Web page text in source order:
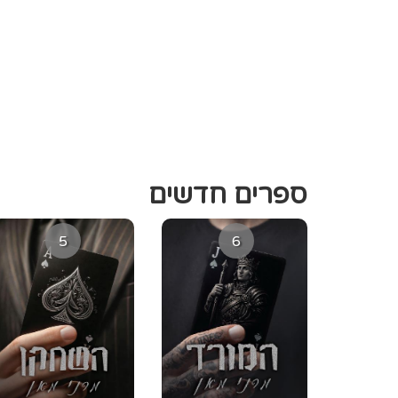
ספרים חדשים
5 6